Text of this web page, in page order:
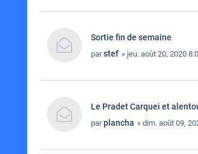
Sortie fin de semaine
parstef » jeu. août 20, 2020
Le Pradet Carquei et
parplancha » dim. août 09,